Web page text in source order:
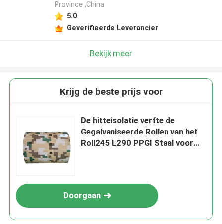
Province ,China
5.0
Geverifieerde Leverancier
Bekijk meer
Krijg de beste prijs voor
De hitteisolatie verfte de
Gegalvaniseerde Rollen van het
Roll245 L290 PPGI Staal voor
Doorgaan